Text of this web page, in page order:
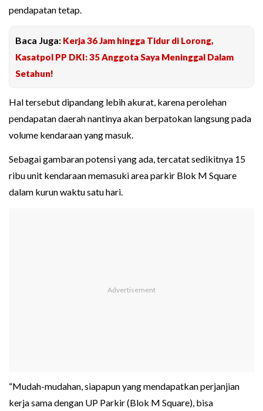
pendapatan tetap.
Baca Juga: Kerja 36 Jam hingga Tidur di Lorong,
Kasatpol PP DKI: 35 Anggota Saya Meninggal Dalam
Setahun!
Hal tersebut dipandang lebih akurat, karena perolehan
pendapatan daerah nantinya akan berpatokan langsung pada
volume kendaraan yang masuk.
Sebagai gambaran potensi yang ada, tercatat sedikitnya 15
ribu unit kendaraan memasuki area parkir Blok M Square
dalam kurun waktu satu hari.
“Mudah-mudahan, siapapun yang mendapatkan perjanjian
kerja sama dengan UP Parkir (Blok M Square), bisa